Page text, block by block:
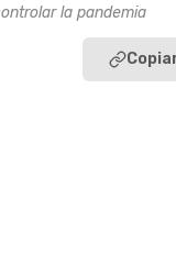
la pandemia